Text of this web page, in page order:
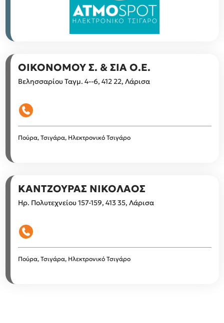
ΟΙΚΟΝΟΜΟΥ Σ. & ΣΙΑ Ο.Ε.
Βελησσαρίου Ταγμ. 4--6, 412 22, Λάρισα
Πούρα, Τσιγάρα, Ηλεκτρονικό Τσιγάρο
ΚΑΝΤΖΟΥΡΑΣ ΝΙΚΟΛΑΟΣ
Ηρ. Πολυτεχνείου 157-159, 413 35, Λάρισα
Πούρα, Τσιγάρα, Ηλεκτρονικό Τσιγάρο